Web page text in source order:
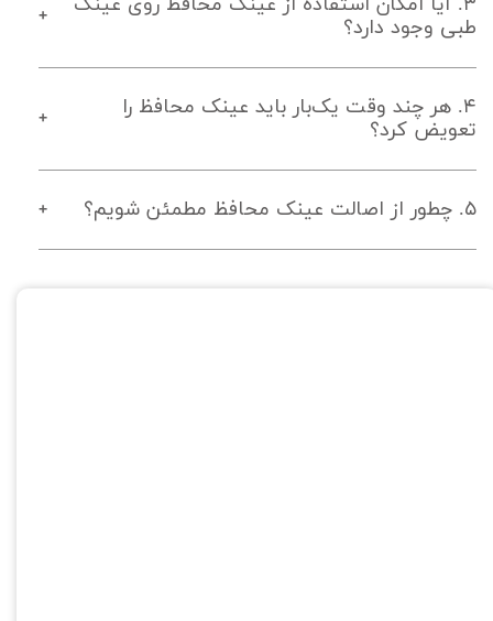
طبی وجود دارد؟
۴. هر چند وقت یک‌بار باید عینک محافظ را
تعویض کرد؟
۵. چطور از اصالت عینک محافظ مطمئن شویم؟